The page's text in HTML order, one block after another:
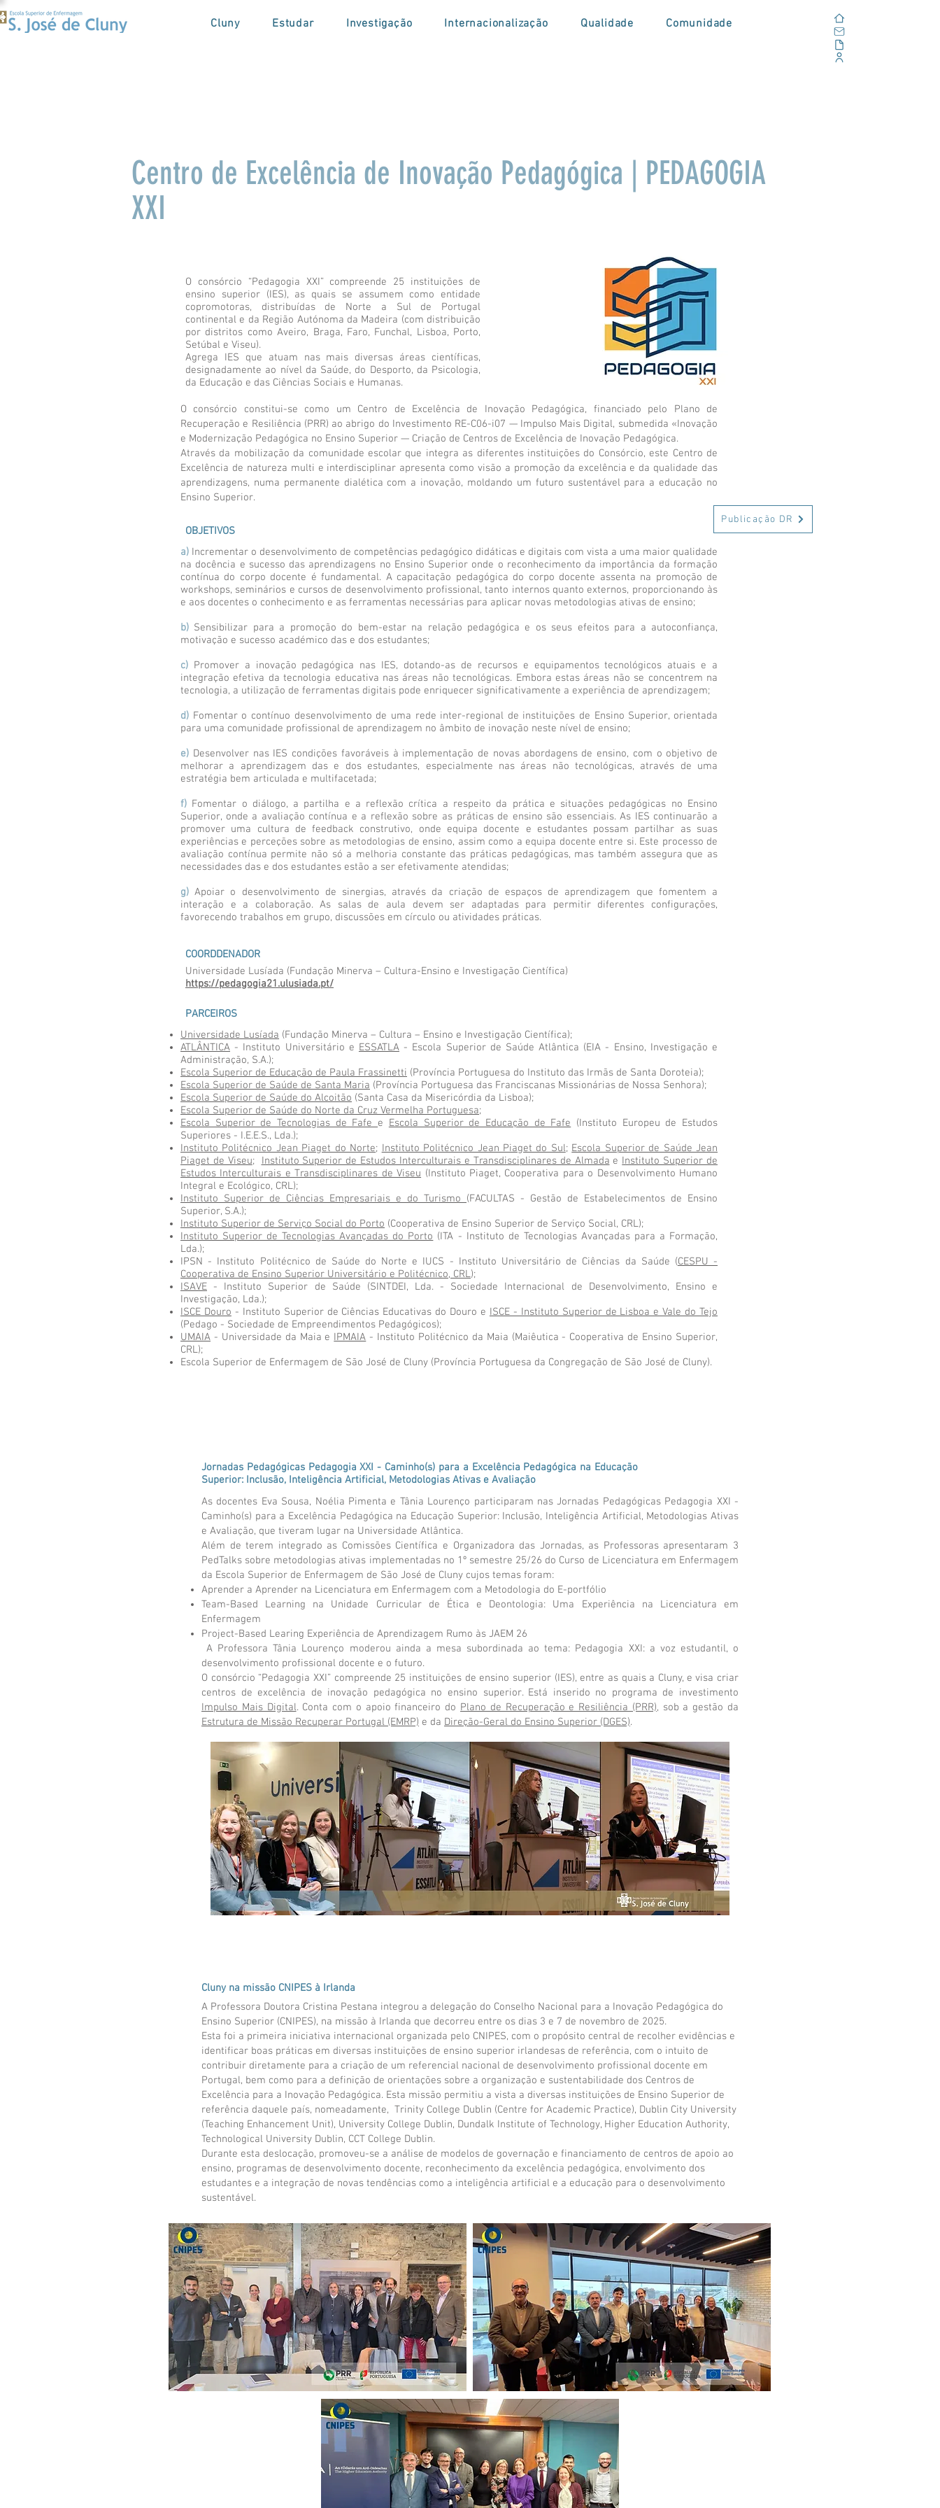
Cluny Estudar Investigação Internacionalização Qualidade Comunidade
Centro de Excelência de Inovação Pedagógica | PEDAGOGIA
XXI
O consórcio “Pedagogia XXI” compreende 25 instituições de
ensino superior (IES), as quais se assumem como entidade
copromotoras, distribuídas de Norte a Sul de Portugal
continental e da Região Autónoma da Madeira (com distribuição
por distritos como Aveiro, Braga, Faro, Funchal, Lisboa, Porto,
Setúbal e Viseu).
Agrega IES que atuam nas mais diversas áreas científicas,
designadamente ao nível da Saúde, do Desporto, da Psicologia,
da Educação e das Ciências Sociais e Humanas.
O consórcio constitui-se como um Centro de Excelência de Inovação Pedagógica, financiado pelo Plano de
Recuperação e Resiliência (PRR) ao abrigo do Investimento RE-C06-i07 — Impulso Mais Digital, submedida «Inovação
e Modernização Pedagógica no Ensino Superior — Criação de Centros de Excelência de Inovação Pedagógica.
Através da mobilização da comunidade escolar que integra as diferentes instituições do Consórcio, este Centro de
Excelência de natureza multi e interdisciplinar apresenta como visão a promoção da excelência e da qualidade das
aprendizagens, numa permanente dialética com a inovação, moldando um futuro sustentável para a educação no
Ensino Superior.
OBJETIVOS
Publicação DR
a) Incrementar o desenvolvimento de competências pedagógico didáticas e digitais com vista a uma maior qualidade
na docência e sucesso das aprendizagens no Ensino Superior onde o reconhecimento da importância da formação
contínua do corpo docente é fundamental. A capacitação pedagógica do corpo docente assenta na promoção de
workshops, seminários e cursos de desenvolvimento profissional, tanto internos quanto externos, proporcionando às
e aos docentes o conhecimento e as ferramentas necessárias para aplicar novas metodologias ativas de ensino;
b) Sensibilizar para a promoção do bem-estar na relação pedagógica e os seus efeitos para a autoconfiança,
motivação e sucesso académico das e dos estudantes;
c) Promover a inovação pedagógica nas IES, dotando-as de recursos e equipamentos tecnológicos atuais e a
integração efetiva da tecnologia educativa nas áreas não tecnológicas. Embora estas áreas não se concentrem na
tecnologia, a utilização de ferramentas digitais pode enriquecer significativamente a experiência de aprendizagem;
d) Fomentar o contínuo desenvolvimento de uma rede inter-regional de instituições de Ensino Superior, orientada
para uma comunidade profissional de aprendizagem no âmbito de inovação neste nível de ensino;
e) Desenvolver nas IES condições favoráveis à implementação de novas abordagens de ensino, com o objetivo de
melhorar a aprendizagem das e dos estudantes, especialmente nas áreas não tecnológicas, através de uma
estratégia bem articulada e multifacetada;
f) Fomentar o diálogo, a partilha e a reflexão crítica a respeito da prática e situações pedagógicas no Ensino
Superior, onde a avaliação contínua e a reflexão sobre as práticas de ensino são essenciais. As IES continuarão a
promover uma cultura de feedback construtivo, onde equipa docente e estudantes possam partilhar as suas
experiências e perceções sobre as metodologias de ensino, assim como a equipa docente entre si. Este processo de
avaliação contínua permite não só a melhoria constante das práticas pedagógicas, mas também assegura que as
necessidades das e dos estudantes estão a ser efetivamente atendidas;
g) Apoiar o desenvolvimento de sinergias, através da criação de espaços de aprendizagem que fomentem a
interação e a colaboração. As salas de aula devem ser adaptadas para permitir diferentes configurações,
favorecendo trabalhos em grupo, discussões em círculo ou atividades práticas.
COORDDENADOR
Universidade Lusíada (Fundação Minerva – Cultura-Ensino e Investigação Científica)
https://pedagogia21.ulusiada.pt/
PARCEIROS
Universidade Lusíada (Fundação Minerva – Cultura – Ensino e Investigação Científica);
ATLÂNTICA - Instituto Universitário e ESSATLA- Escola Superior de Saúde Atlântica (EIA - Ensino, Investigação e
Administração, S.A.);
Escola Superior de Educação de Paula Frassinetti (Província Portuguesa do Instituto das Irmãs de Santa Doroteia);
Escola Superior de Saúde de Santa Maria (Província Portuguesa das Franciscanas Missionárias de Nossa Senhora);
Escola Superior de Saúde do Alcoitão (Santa Casa da Misericórdia da Lisboa);
Escola Superior de Saúde do Norte da Cruz Vermelha Portuguesa;
Escola Superior de Tecnologias de Fafe e Escola Superior de Educação de Fafe (Instituto Europeu de Estudos
Superiores - I.E.E.S., Lda.);
Instituto Politécnico Jean Piaget do Norte; Instituto Politécnico Jean Piaget do Sul; Escola Superior de Saúde Jean
Piaget de Viseu; Instituto Superior de Estudos Interculturais e Transdisciplinares de Almada e Instituto Superior de
Estudos Interculturais e Transdisciplinares de Viseu (Instituto Piaget, Cooperativa para o Desenvolvimento Humano
Integral e Ecológico, CRL);
Instituto Superior de Ciências Empresariais e do Turismo (FACULTAS - Gestão de Estabelecimentos de Ensino
Superior, S.A.);
Instituto Superior de Serviço Social do Porto (Cooperativa de Ensino Superior de Serviço Social, CRL);
Instituto Superior de Tecnologias Avançadas do Porto (ITA - Instituto de Tecnologias Avançadas para a Formação,
Lda.);
IPSN - Instituto Politécnico de Saúde do Norte e IUCS - Instituto Universitário de Ciências da Saúde (CESPU -
Cooperativa de Ensino Superior Universitário e Politécnico, CRL);
ISAVE - Instituto Superior de Saúde (SINTDEI, Lda. - Sociedade Internacional de Desenvolvimento, Ensino e
Investigação, Lda.);
ISCE Douro - Instituto Superior de Ciências Educativas do Douro e ISCE - Instituto Superior de Lisboa e Vale do Tejo
(Pedago - Sociedade de Empreendimentos Pedagógicos);
UMAIA - Universidade da Maia e IPMAIA - Instituto Politécnico da Maia (Maiêutica - Cooperativa de Ensino Superior,
CRL);
Escola Superior de Enfermagem de São José de Cluny (Província Portuguesa da Congregação de São José de Cluny).
Jornadas Pedagógicas Pedagogia XXI - Caminho(s) para a Excelência Pedagógica na Educação
Superior: Inclusão, Inteligência Artificial, Metodologias Ativas e Avaliação
As docentes Eva Sousa, Noélia Pimenta e Tânia Lourenço participaram nas Jornadas Pedagógicas Pedagogia XXI -
Caminho(s) para a Excelência Pedagógica na Educação Superior: Inclusão, Inteligência Artificial, Metodologias Ativas
e Avaliação, que tiveram lugar na Universidade Atlântica.
Além de terem integrado as Comissões Científica e Organizadora das Jornadas, as Professoras apresentaram 3
PedTalks sobre metodologias ativas implementadas no 1º semestre 25/26 do Curso de Licenciatura em Enfermagem
da Escola Superior de Enfermagem de São José de Cluny cujos temas foram:
Aprender a Aprender na Licenciatura em Enfermagem com a Metodologia do E-portfólio
Team-Based Learning na Unidade Curricular de Ética e Deontologia: Uma Experiência na Licenciatura em
Enfermagem
Project-Based Learing Experiência de Aprendizagem Rumo às JAEM 26
A Professora Tânia Lourenço moderou ainda a mesa subordinada ao tema: Pedagogia XXI: a voz estudantil, o
desenvolvimento profissional docente e o futuro.
O consórcio “Pedagogia XXI” compreende 25 instituições de ensino superior (IES), entre as quais a Cluny, e visa criar
centros de excelência de inovação pedagógica no ensino superior. Está inserido no programa de investimento
Impulso Mais Digital. Conta com o apoio financeiro do Plano de Recuperação e Resiliência (PRR), sob a gestão da
Estrutura de Missão Recuperar Portugal (EMRP) e da Direção-Geral do Ensino Superior (DGES).
Cluny na missão CNIPES à Irlanda
A Professora Doutora Cristina Pestana integrou a delegação do Conselho Nacional para a Inovação Pedagógica do
Ensino Superior (CNIPES), na missão à Irlanda que decorreu entre os dias 3 e 7 de novembro de 2025.
Esta foi a primeira iniciativa internacional organizada pelo CNIPES, com o propósito central de recolher evidências e
identificar boas práticas em diversas instituições de ensino superior irlandesas de referência, com o intuito de
contribuir diretamente para a criação de um referencial nacional de desenvolvimento profissional docente em
Portugal, bem como para a definição de orientações sobre a organização e sustentabilidade dos Centros de
Excelência para a Inovação Pedagógica. Esta missão permitiu a vista a diversas instituições de Ensino Superior de
referência daquele país, nomeadamente, Trinity College Dublin (Centre for Academic Practice), Dublin City University
(Teaching Enhancement Unit), University College Dublin, Dundalk Institute of Technology, Higher Education Authority,
Technological University Dublin, CCT College Dublin.
Durante esta deslocação, promoveu-se a análise de modelos de governação e financiamento de centros de apoio ao
ensino, programas de desenvolvimento docente, reconhecimento da excelência pedagógica, envolvimento dos
estudantes e a integração de novas tendências como a inteligência artificial e a educação para o desenvolvimento
sustentável.